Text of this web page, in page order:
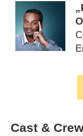
Cast & Crew